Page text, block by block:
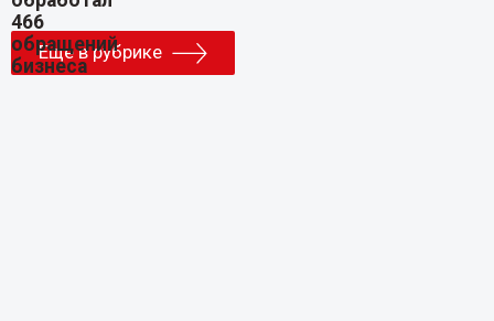
Еще в рубрике